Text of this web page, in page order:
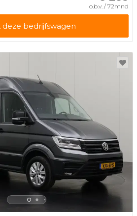
o.b.v. / 72mnd
deze bedrijfswagen